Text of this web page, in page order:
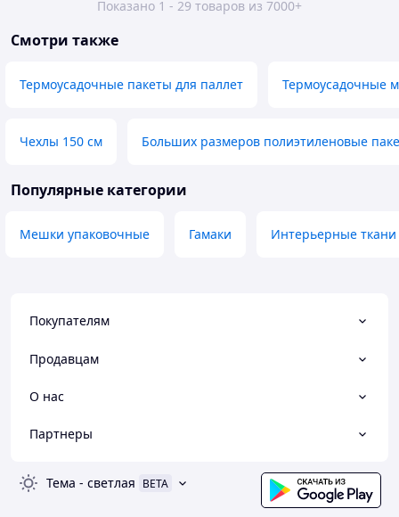
Показано 1 - 29 товаров из 7000+
Смотри также
Термоусадочные пакеты для паллет Термоусадочные
Чехлы 150 см Больших размеров полиэтиленовые
Популярные категории
Мешки упаковочные Гамаки Интерьерные ткани
Покупателям
Продавцам
О нас
Партнеры
Тема - светлая BETA